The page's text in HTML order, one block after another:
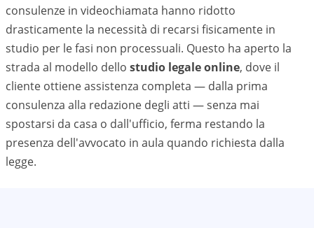
consulenze in videochiamata hanno ridotto
drasticamente la necessità di recarsi fisicamente in
studio per le fasi non processuali. Questo ha aperto la
strada al modello dello studio legale online, dove il
cliente ottiene assistenza completa — dalla prima
consulenza alla redazione degli atti — senza mai
spostarsi da casa o dall'ufficio, ferma restando la
presenza dell'avvocato in aula quando richiesta dalla
legge.